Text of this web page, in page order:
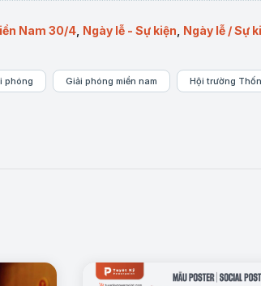
quan trọng trong lịch sử của Việt Nam.
Nam 30/4 Ngày lễ - Sự kiện Ngày lễ / Sự
phóng Giải phóng miền nam Hội trường